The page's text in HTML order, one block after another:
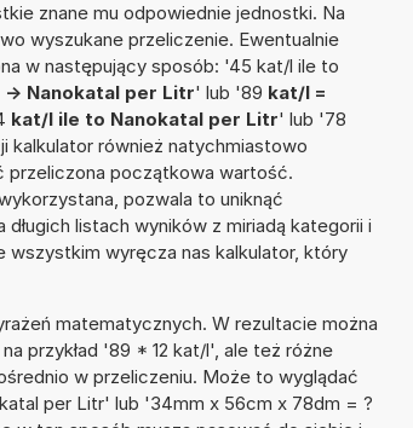
znane mu odpowiednie jednostki. Na
wyszukane przeliczenie. Ewentualnie
w następujący sposób: '45 kat/l ile to
> Nanokatal per Litr' lub '89 kat/l =
kat/l ile to Nanokatal per Litr' lub '78
kalkulator również natychmiastowo
przeliczona początkowa wartość.
pozwala to uniknąć
listach wyników z miriadą kategorii i
wszystkim wyręcza nas kalkulator, który
matematycznych. W rezultacie można
przykład '89 * 12 kat/l', ale też różne
w przeliczeniu. Może to wyglądać
per Litr' lub '34mm x 56cm x 78dm = ?